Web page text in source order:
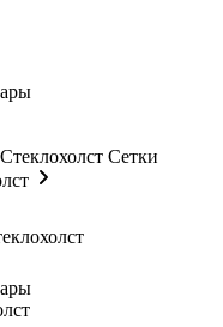
Сетки